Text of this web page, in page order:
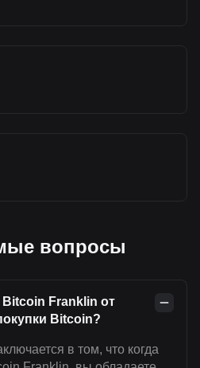
вопросы
Franklin от
Bitcoin?
в том, что когда